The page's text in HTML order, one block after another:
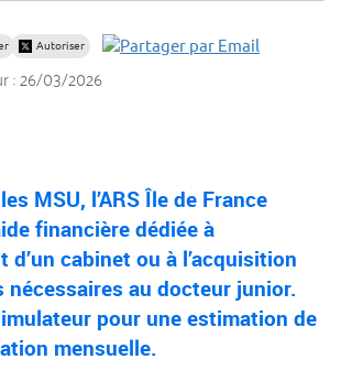
Autoriser
:26/03/2026
MSU, l’ARS Île de France
financière dédiée à
d’un cabinet ou à l’acquisition
nécessaires au docteur junior.
pour une estimation de
mensuelle.